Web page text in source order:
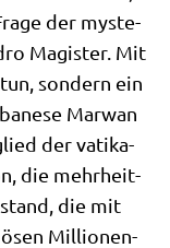
der myste­
Magi­ster. Mit
son­dern ein
Mar­wan
der vati­ka­
die mehr­heit­
die mit
Mil­lio­nen-